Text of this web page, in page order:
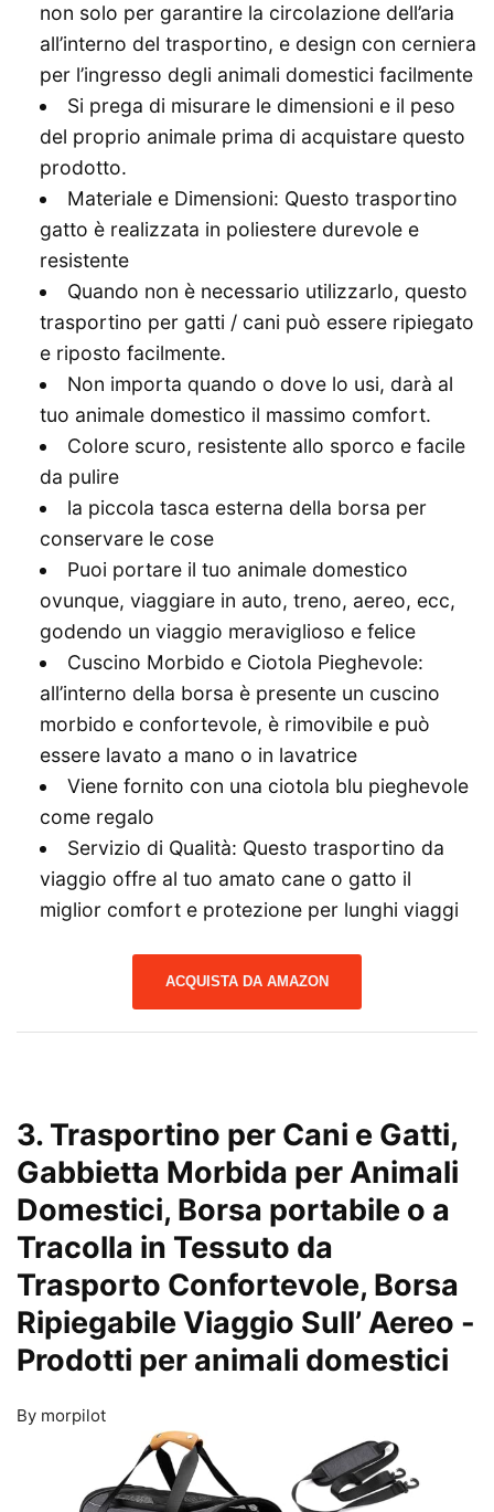
non solo per garantire la circolazione dell’aria
all’interno del trasportino, e design con cerniera
per l’ingresso degli animali domestici facilmente
Si prega di misurare le dimensioni e il peso
del proprio animale prima di acquistare questo
prodotto.
Materiale e Dimensioni: Questo trasportino
gatto è realizzata in poliestere durevole e
resistente
Quando non è necessario utilizzarlo, questo
trasportino per gatti / cani può essere ripiegato
e riposto facilmente.
Non importa quando o dove lo usi, darà al
tuo animale domestico il massimo comfort.
Colore scuro, resistente allo sporco e facile
da pulire
la piccola tasca esterna della borsa per
conservare le cose
Puoi portare il tuo animale domestico
ovunque, viaggiare in auto, treno, aereo, ecc,
godendo un viaggio meraviglioso e felice
Cuscino Morbido e Ciotola Pieghevole:
all’interno della borsa è presente un cuscino
morbido e confortevole, è rimovibile e può
essere lavato a mano o in lavatrice
Viene fornito con una ciotola blu pieghevole
come regalo
Servizio di Qualità: Questo trasportino da
viaggio offre al tuo amato cane o gatto il
miglior comfort e protezione per lunghi viaggi
ACQUISTA DA AMAZON
3. Trasportino per Cani e Gatti,
Gabbietta Morbida per Animali
Domestici, Borsa portabile o a
Tracolla in Tessuto da
Trasporto Confortevole, Borsa
Ripiegabile Viaggio Sull’ Aereo -
Prodotti per animali domestici
By morpilot